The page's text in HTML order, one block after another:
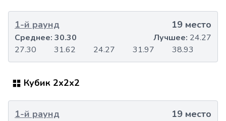
1-й раунд 19 место
27.30 31.62 24.27 31.97 38.93
Среднее: 30.30 Лучшее: 24.27
Кубик 2x2x2
1-й раунд 19 место